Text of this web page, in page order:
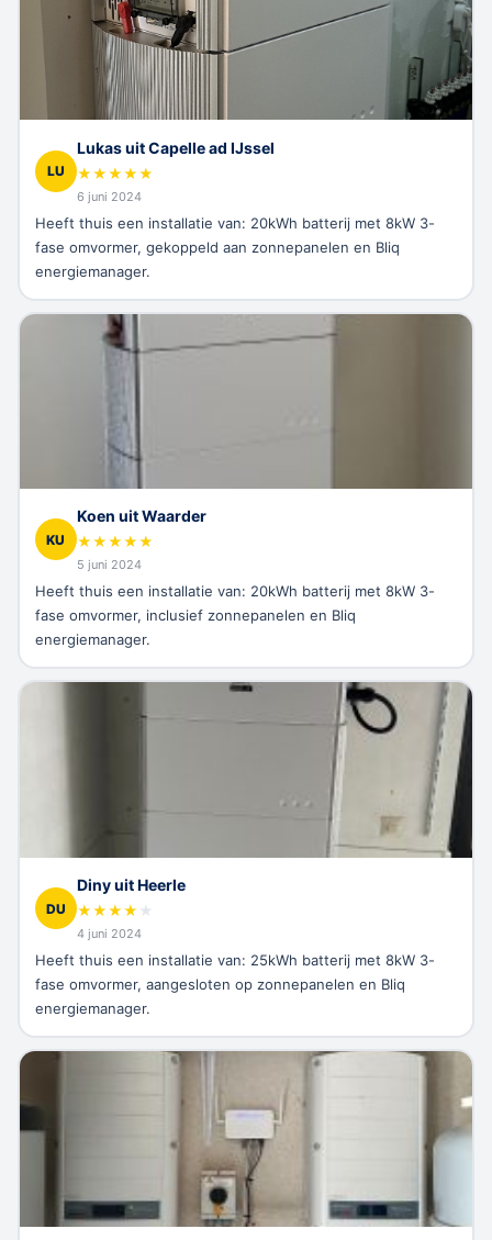
LU
Lukas uit Capelle ad IJssel
★★★★★
6 juni 2024
Heeft thuis een installatie van: 20kWh batterij met 8kW 3-
fase omvormer, gekoppeld aan zonnepanelen en Bliq
energiemanager.
KU
Koen uit Waarder
★★★★★
5 juni 2024
Heeft thuis een installatie van: 20kWh batterij met 8kW 3-
fase omvormer, inclusief zonnepanelen en Bliq
energiemanager.
DU
Diny uit Heerle
★★★★ ★
4 juni 2024
Heeft thuis een installatie van: 25kWh batterij met 8kW 3-
fase omvormer, aangesloten op zonnepanelen en Bliq
energiemanager.